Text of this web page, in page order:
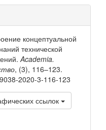
концептуальной
технической
Academia.
, (3), 116–123.
2020-3-116-123
ссылок